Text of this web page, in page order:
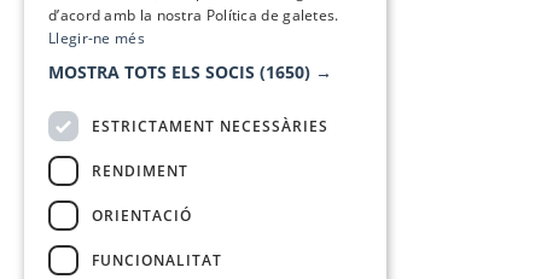
d’acord amb la nostra Política de galetes.
Llegir-ne més
MOSTRA TOTS ELS SOCIS (1650) →
ESTRICTAMENT NECESSÀRIES
RENDIMENT
ORIENTACIÓ
FUNCIONALITAT